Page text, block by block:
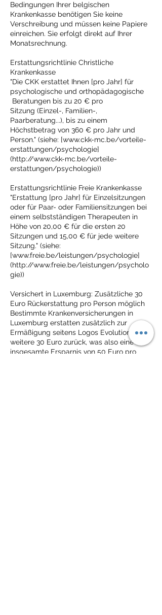
Bedingungen Ihrer belgischen
Krankenkasse benötigen Sie keine
Verschreibung und müssen keine Papiere
einreichen. Sie erfolgt direkt auf Ihrer
Monatsrechnung.
Erstattungsrichtlinie Christliche
Krankenkasse
"Die CKK erstattet Ihnen [pro Jahr] für
psychologische und orthopädagogische
Beratungen bis zu 20 € pro
Sitzung (Einzel-, Familien-,
Paarberatung...), bis zu einem
Höchstbetrag von 360 € pro Jahr und
Person." (siehe: [www.ckk-mc.be/vorteile-
erstattungen/psychologie]
(http://www.ckk-mc.be/vorteile-
erstattungen/psychologie))
Erstattungsrichtlinie Freie Krankenkasse
"Erstattung [pro Jahr] für Einzelsitzungen
oder für Paar- oder Familiensitzungen bei
einem selbstständigen Therapeuten in
Höhe von 20,00 € für die ersten 20
Sitzungen und 15,00 € für jede weitere
Sitzung." (siehe:
[www.freie.be/leistungen/psychologie]
(http://www.freie.be/leistungen/psycholo
gie))
Versichert in Luxemburg: Zusätzliche 30
Euro Rückerstattung pro Person möglich
Bestimmte Krankenversicherungen in
Luxemburg erstatten zusätzlich zur
Ermäßigung seitens Logos Evolution
weitere 30 Euro zurück, was also eine
insgesamte Ersparnis von 50 Euro pro